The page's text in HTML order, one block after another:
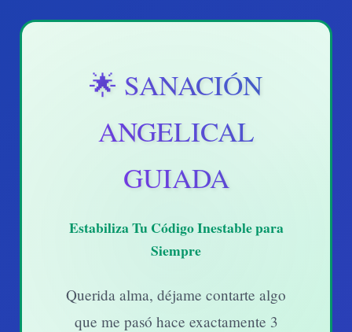
🌟 SANACIÓN
ANGELICAL
GUIADA
Estabiliza Tu Código Inestable para
Siempre
Querida alma, déjame contarte algo
que me pasó hace exactamente 3